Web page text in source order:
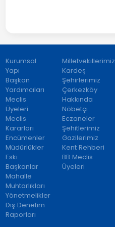
Kurumsal
Yapı
Başkan
Yardımcıları
Meclis
Üyeleri
Meclis
Kararları
Encümenler
Müdürlükler
Eski
Başkanlar
Mahalle
Muhtarlıkları
Yönetmelikler
Dış Denetim
Raporları
Milletvekillerimiz
Kardeş
Şehirlerimiz
Çerkezköy
Hakkında
Nöbetçi
Eczaneler
Şehitlerimiz
Gazilerimiz
Kent Rehberi
BB Meclis
Üyeleri